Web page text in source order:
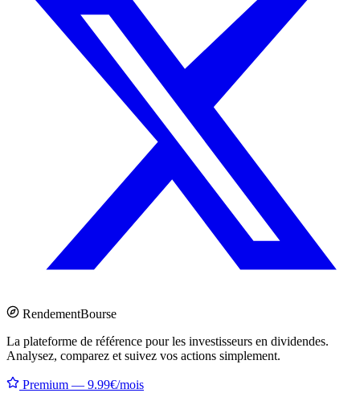
RendementBourse
La plateforme de référence pour les investisseurs en dividendes.
Analysez, comparez et suivez vos actions simplement.
Premium — 9.99€/mois